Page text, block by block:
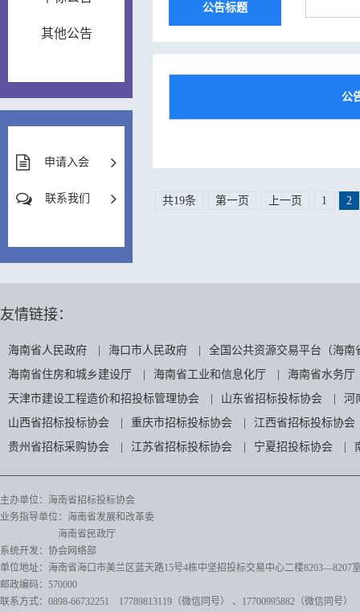
其他公告
申请入会
联系我们
公告标题
公
共19条 第一页 上一页 1 2
友情链接：
海南省人民政府 海口市人民政府
全国公共资源交易平台（海南
海南省住房和城乡建设厅
海南省工业和信息化厅
海南省水务厅
天津市建设工程造价和招投标管理协会
山东省招标投标协会
河
山西省招标投标协会
重庆市招标投标协会
江西省招标投标协会
贵州省招标采购协会
江苏省招标投标协会 宁夏招投标协会
主办单位：海南省招标投标协会
业务指导单位：海南省发展和改革委
海南省民政厅
系统开发：协会网络部
单位地址：海南省海口市美兰区蓝天路15号4栋中坚招投标交易中心二楼8203—8207
邮政编码：570000
联系方式：0898-66732251 17789813119（微信同号）
、17700995882 （微信同号）